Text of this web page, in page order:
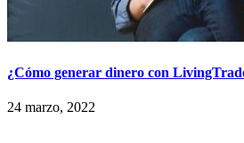
¿Cómo generar dinero con
24 marzo, 2022